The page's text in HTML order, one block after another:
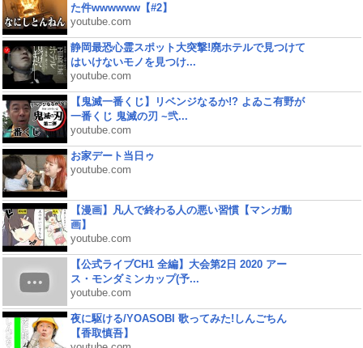
た件wwwwww【#2】
youtube.com
静岡最恐心霊スポット大突撃!廃ホテルで見つけて
はいけないモノを見つけ...
youtube.com
【鬼滅一番くじ】リベンジなるか!? よゐこ有野が
一番くじ 鬼滅の刃 ~弐...
youtube.com
お家デート当日ゥ
youtube.com
【漫画】凡人で終わる人の悪い習慣【マンガ動
画】
youtube.com
【公式ライブCH1 全編】大会第2日 2020 アー
ス・モンダミンカップ(予...
youtube.com
夜に駆ける/YOASOBI 歌ってみた!しんごちん
【香取慎吾】